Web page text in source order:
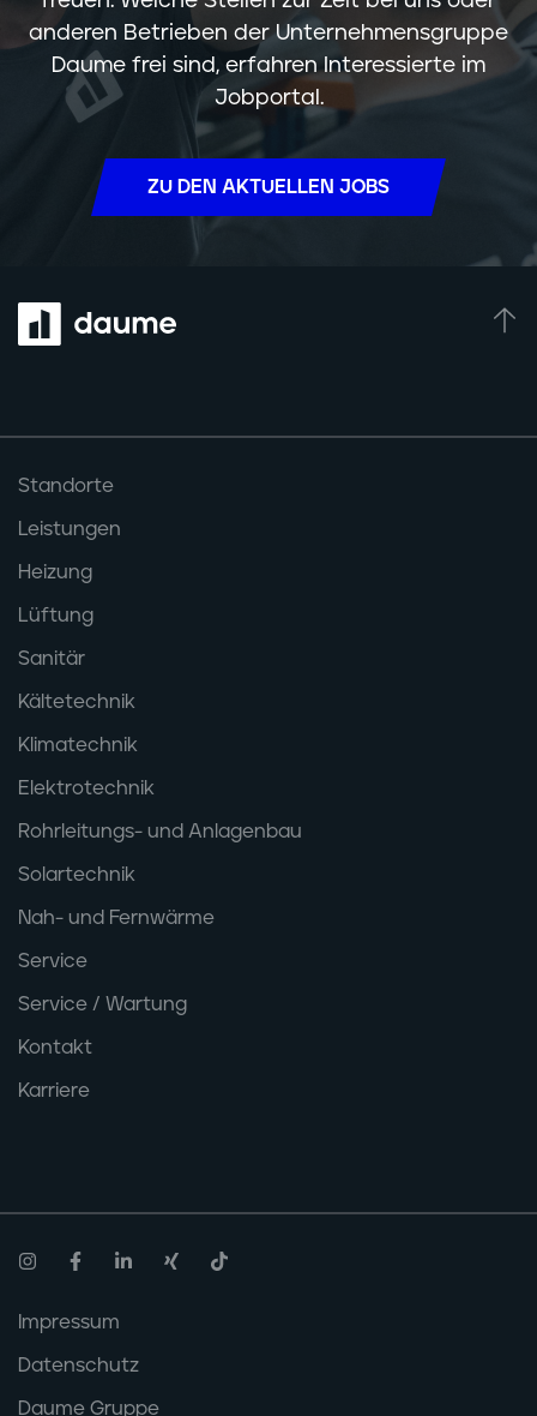
anderen Betrieben der Unternehmensgruppe
Daume frei sind, erfahren Interessierte im
Jobportal.
ZU DEN AKTUELLEN JOBS
Standorte
Leistungen
Heizung
Lüftung
Sanitär
Kältetechnik
Klimatechnik
Elektrotechnik
Rohrleitungs- und Anlagenbau
Solartechnik
Nah- und Fernwärme
Service
Service / Wartung
Kontakt
Karriere
instagramfacebooklinkedinxing tiktok
Impressum
Datenschutz
Daume Gruppe